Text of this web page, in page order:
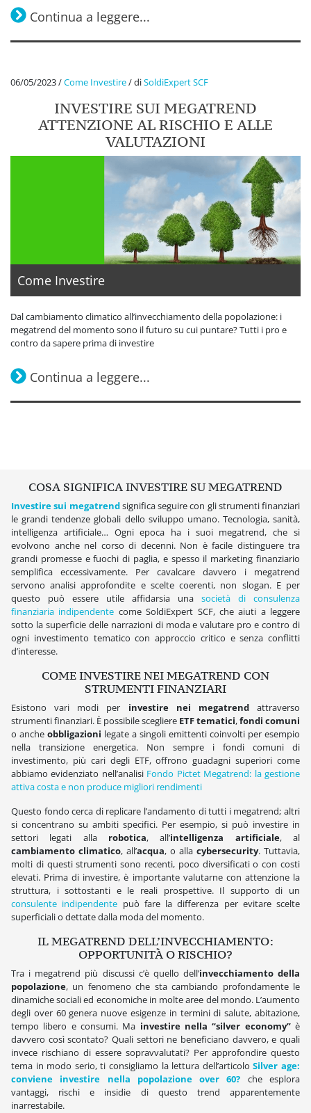
Continua a leggere...
06/05/2023/Come Investire/diSoldiExpert SCF
INVESTIRE SUI MEGATREND
ATTENZIONE AL RISCHIO E ALLE
VALUTAZIONI
Come Investire
Dal cambiamento climatico all’invecchiamento della popolazione: i
megatrend del momento sono il futuro su cui puntare? Tutti i pro e
contro da sapere prima di investire
Continua a leggere...
COSA SIGNIFICA INVESTIRE SU MEGATREND
Investire sui megatrendsignifica seguire con gli strumenti finanziari
le grandi tendenze globali dello sviluppo umano. Tecnologia, sanità,
intelligenza artificiale… Ogni epoca ha i suoi megatrend, che si
evolvono anche nel corso di decenni. Non è facile distinguere tra
grandi promesse e fuochi di paglia, e spesso il marketing finanziario
semplifica eccessivamente. Per cavalcare davvero i megatrend
servono analisi approfondite e scelte coerenti, non slogan. E per
questo può essere utile affidarsia una società di consulenza
finanziaria indipendente come SoldiExpert SCF, che aiuti a leggere
sotto la superficie delle narrazioni di moda e valutare pro e contro di
ogni investimento tematico con approccio critico e senza conflitti
d’interesse.
COME INVESTIRE NEI MEGATREND CON
STRUMENTI FINANZIARI
Esistono vari modi per investire nei megatrendattraverso
strumenti finanziari. È possibile scegliere ETF tematici,fondi comuni
o anche obbligazioni legate a singoli emittenti coinvolti per esempio
nella transizione energetica. Non sempre i fondi comuni di
investimento, più cari degli ETF, offrono guadagni superiori come
abbiamo evidenziato nell’analisi Fondo Pictet Megatrend: la gestione
attiva costa e non produce migliori rendimenti
Questo fondo cerca di replicare l’andamento di tutti i megatrend; altri
si concentrano su ambiti specifici. Per esempio, si può investire in
settori legati alla robotica, all’intelligenza artificiale, al
cambiamento climatico, all’acqua, o alla cybersecurity. Tuttavia,
molti di questi strumenti sono recenti, poco diversificati o con costi
elevati. Prima di investire, è importante valutarne con attenzione la
struttura, i sottostanti e le reali prospettive. Il supporto di un
consulente indipendente può fare la differenza per evitare scelte
superficiali o dettate dalla moda del momento.
IL MEGATREND DELL’INVECCHIAMENTO:
OPPORTUNITÀ O RISCHIO?
Tra i megatrend più discussi c’è quello dell’invecchiamento della
popolazione, un fenomeno che sta cambiando profondamente le
dinamiche sociali ed economiche in molte aree del mondo. L’aumento
degli over 60 genera nuove esigenze in termini di salute, abitazione,
tempo libero e consumi. Ma investire nella “silver economy”è
davvero così scontato? Quali settori ne beneficiano davvero, e quali
invece rischiano di essere sopravvalutati? Per approfondire questo
tema in modo serio, ti consigliamo la lettura dell’articoloSilver age:
conviene investire nella popolazione over 60? che esplora
vantaggi, rischi e insidie di questo trend apparentemente
inarrestabile.